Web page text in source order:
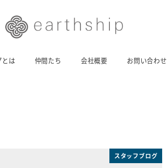
とは 仲間たち 会社概要 お問い合わせ
スタッフブログ